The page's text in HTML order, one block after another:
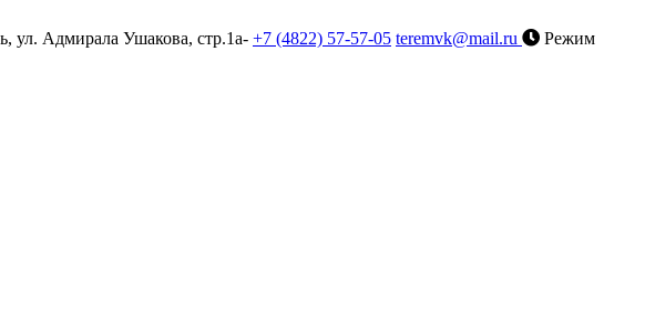
ул. Адмирала Ушакова, стр.1а- +7 (4822) 57-57-05 teremvk@mail.ru
Режим